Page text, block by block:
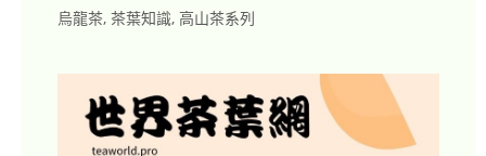
烏龍茶, 茶葉知識, 高山茶系列